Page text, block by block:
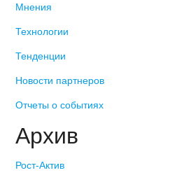
Мнения
Технологии
Тенденции
Новости партнеров
Отчеты о событиях
Архив
Рост-Актив